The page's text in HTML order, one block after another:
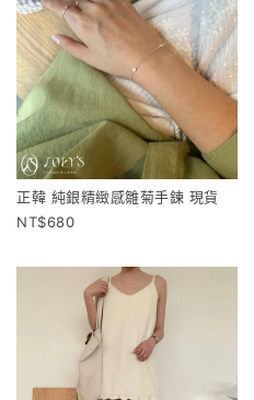
正韓 純銀精緻感雛菊手鍊 現貨
680